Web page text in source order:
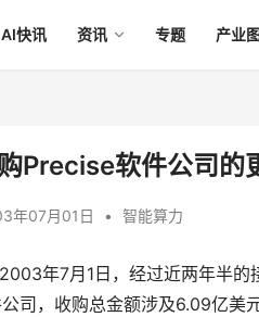
AI快讯 资讯 专题 产业
Precise软件公司的
年07月01日 • 智能算力
年7月1日，经过近两年半的
司，收购总金额涉及6.09亿美元